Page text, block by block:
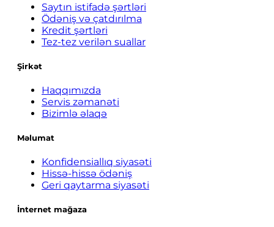
Saytın istifadə şərtləri
Ödəniş və çatdırılma
Kredit şərtləri
Tez-tez verilən suallar
Şirkət
Haqqımızda
Servis zəmanəti
Bizimlə əlaqə
Məlumat
Konfidensiallıq siyasəti
Hissə-hissə ödəniş
Geri qaytarma siyasəti
İnternet mağaza